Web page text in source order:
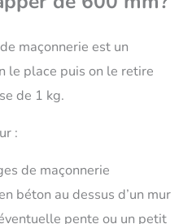
maçonnerie est un
le place puis on le retire
de 1 kg.
:
de maçonnerie
béton au dessus d’un mur
pente ou un petit